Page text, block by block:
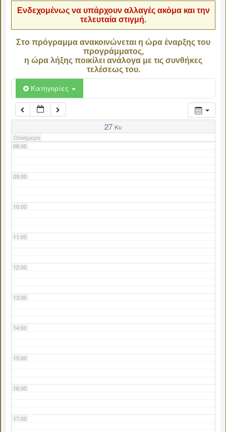
Ενδεχομένως να υπάρχουν αλλαγές ακόμα και την
τελευταία στιγμή.
Στο πρόγραμμα ανακοινώνεται η ώρα έναρξης του
προγράμματος,
η ώρα λήξης ποικίλει ανάλογα με τις συνθήκες
τελέσεως του.
Κατηγορίες
27 Κυ
Ολοήμερη
06:00
07:00
08:00
09:00
10:00
11:00
12:00
13:00
14:00
15:00
16:00
17:00